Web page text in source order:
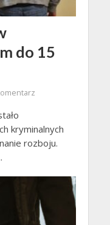
do 15
kryminalnych
rozboju.